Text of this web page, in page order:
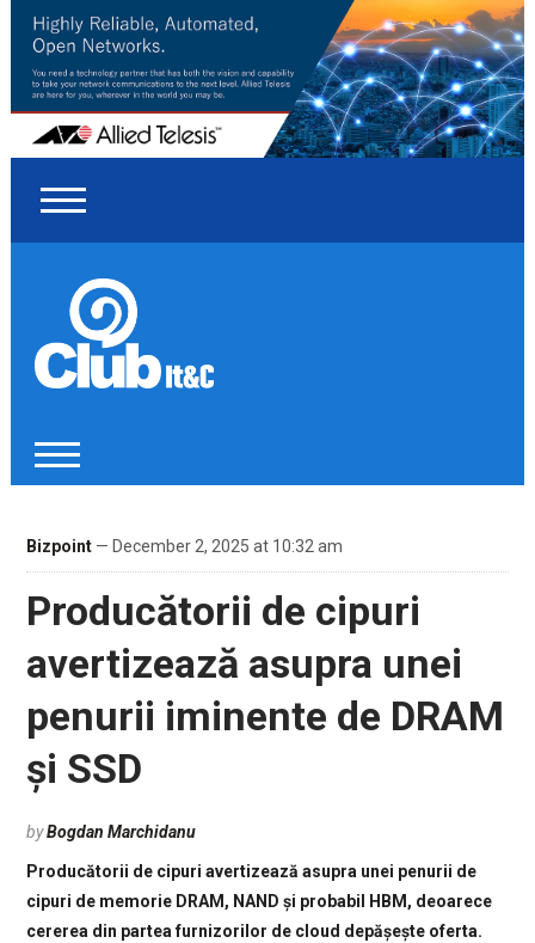
Bizpoint— December 2, 2025 at 10:32 am
Producătorii de cipuri
avertizează asupra unei
penurii iminente de DRAM
și SSD
byBogdan Marchidanu
Producătorii de cipuri avertizează asupra unei penurii de
cipuri de memorie DRAM, NAND și probabil HBM, deoarece
cererea din partea furnizorilor de cloud depășește oferta.